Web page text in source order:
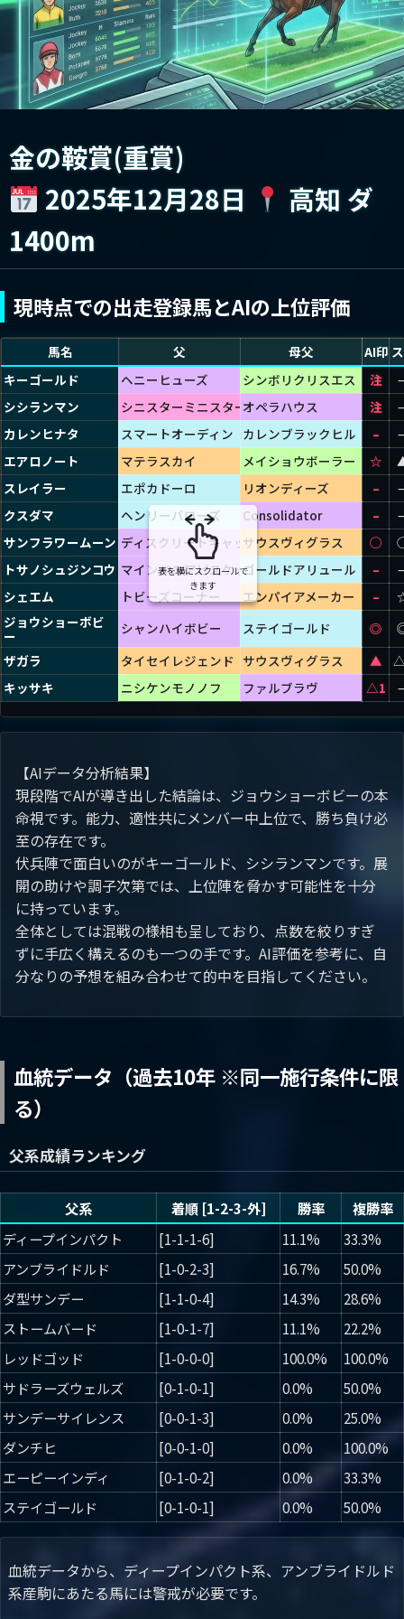
金の鞍賞(重賞)
2025年12月28日
高知 ダ
1400m
現時点での出走登録馬とAIの上位評価
馬名 父 母父 前走
AI印
キーゴールド
ヘニーヒューズ シンボリクリスエス 2歳ー3
注
シシランマン
シニスターミニスターオペラハウス 2歳ー2
注
カレンヒナタ
スマートオーディン カレンブラックヒル 2歳ー2
–
エアロノート
マテラスカイ メイショウボーラー 2歳ー2
☆
スレイラー
エポカドーロ リオンディーズ 愛媛
–
クスダマ
ヘンリーバローズ Consolidator C3ー10
–
サンフラワームーン ディスクリートキャットサウスヴィグラス 兵庫
◯
トサノシュジンコウ マインドユアビスケッツゴールドアリュール ネク
–
シェエム
トビーズコーナー エンパイアメーカー 愛媛
–
ジョウショーボビ
ー
シャンハイボビー ステイゴールド 愛媛
◎
ザガラ
タイセイレジェンド サウスヴィグラス 2歳ー2
▲
キッサキ
ニシケンモノノフ ファルブラヴ おいで
△1
表を横にスクロールで
きます
【AIデータ分析結果】
現段階でAIが導き出した結論は、ジョウショーボビーの本
命視です。能力、適性共にメンバー中上位で、勝ち負け必
至の存在です。
伏兵陣で面白いのがキーゴールド、シシランマンです。展
開の助けや調子次第では、上位陣を脅かす可能性を十分
に持っています。
全体としては混戦の様相も呈しており、点数を絞りすぎ
ずに手広く構えるのも一つの手です。AI評価を参考に、自
分なりの予想を組み合わせて的中を目指してください。
血統データ（過去10年 ※同一施行条件に限
る）
父系成績ランキング
父系 着順 [1-2-3-外] 勝率
複勝率
ディープインパクト
[1-1-1-6] 11.1%
33.3%
アンブライドルド
[1-0-2-3] 16.7%
50.0%
ダ型サンデー
[1-1-0-4] 14.3%
28.6%
ストームバード
[1-0-1-7] 11.1%
22.2%
レッドゴッド
[1-0-0-0] 100.0%
100.0%
サドラーズウェルズ
[0-1-0-1] 0.0%
50.0%
サンデーサイレンス
[0-0-1-3] 0.0%
25.0%
ダンチヒ
[0-0-1-0] 0.0%
100.0%
エーピーインディ
[0-1-0-2] 0.0%
33.3%
ステイゴールド
[0-1-0-1] 0.0% 50.0%
血統データから、ディープインパクト系、アンブライドルド
系産駒にあたる馬には警戒が必要です。